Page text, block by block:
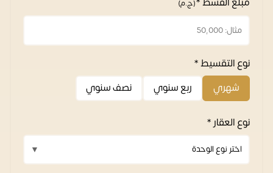
(ج.م)
نوع التقسيط *
شهري
ربع سنوي نصف سنوي
نوع العقار *